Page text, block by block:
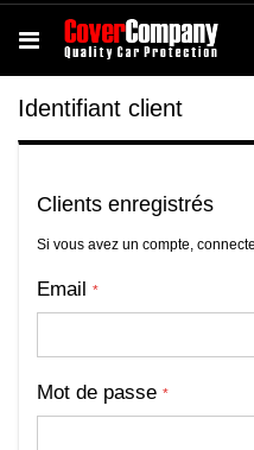
Identifiant client
Clients enregistrés
Si vous avez un compte,
Email
Mot de passe